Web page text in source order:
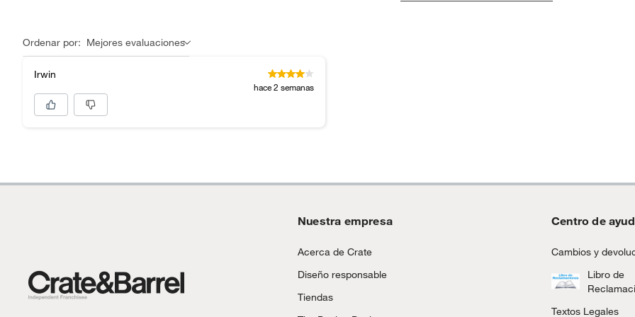
Ordenar por: Mejores evaluaciones
Irwin
hace 2 semanas
Nuestra empresa
Acerca de Crate
Diseño responsable
Tiendas
Centro de
Cambios y
Libro de
Textos Legales